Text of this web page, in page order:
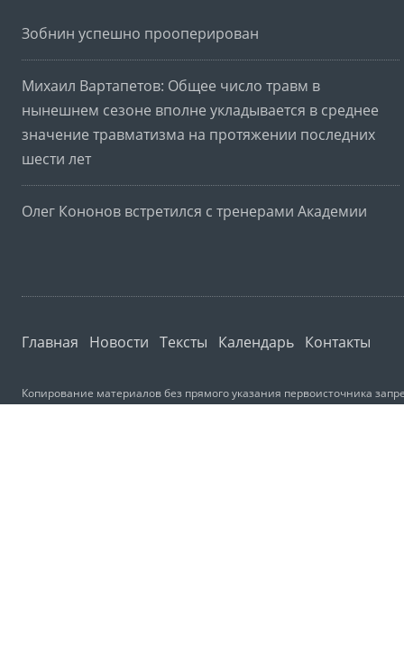
Зобнин успешно прооперирован
Михаил Вартапетов: Общее число травм в
нынешнем сезоне вполне укладывается в среднее
значение травматизма на протяжении последних
шести лет
Олег Кононов встретился с тренерами Академии
Главная Новости Тексты Календарь Контакты
Копирование материалов без прямого указания первоисточника